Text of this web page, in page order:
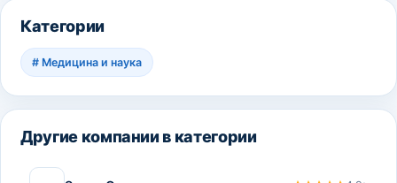
Категории
# Медицина и наука
Другие компании в категории